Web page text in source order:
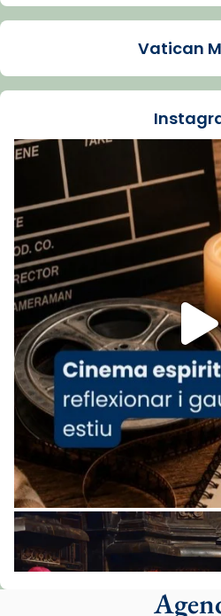
Arquebisbat de
La Carmina va patir
dos mesos, a l'Estadi
Recupera l'entrevista
tican News 👇
www.vaticannews.va/es/
07/carmina-historia-
espana-testimoni...
Foto
View on Facebook · Share
Arquebisbat de
1 week ago
«Avui les santes Juliana
ajuden a alçar la
Mons. Sergi Gordo,
presidit aquest 27 de
Santes de Mataró.
🔗tinyurl.com/cvu5jmbk
📸 J. Merino
Vatican